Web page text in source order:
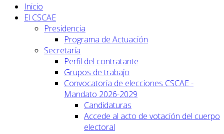
Inicio
El CSCAE
Presidencia
Programa de Actuación
Secretaría
Perfil del contratante
Grupos de trabajo
Convocatoria de elecciones CSCAE -
Mandato 2026-2029
Candidaturas
Accede al acto de votación del cuerpo
electoral